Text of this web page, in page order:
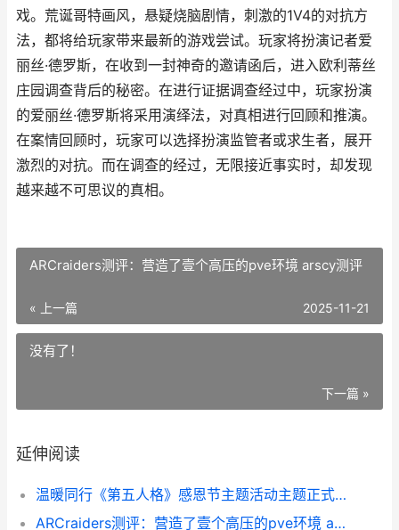
戏。荒诞哥特画风，悬疑烧脑剧情，刺激的1V4的对抗方
法，都将给玩家带来最新的游戏尝试。玩家将扮演记者爱
丽丝·德罗斯，在收到一封神奇的邀请函后，进入欧利蒂丝
庄园调查背后的秘密。在进行证据调查经过中，玩家扮演
的爱丽丝·德罗斯将采用演绎法，对真相进行回顾和推演。
在案情回顾时，玩家可以选择扮演监管者或求生者，展开
激烈的对抗。而在调查的经过，无限接近事实时，却发现
越来越不可思议的真相。
ARCraiders测评：营造了壹个高压的pve环境 arscy测评
« 上一篇 2025-11-21
没有了！
下一篇 »
延伸阅读
温暖同行《第五人格》感恩节主题活动主题正式上线 温暖同行图片
ARCraiders测评：营造了壹个高压的pve环境 arscy测评